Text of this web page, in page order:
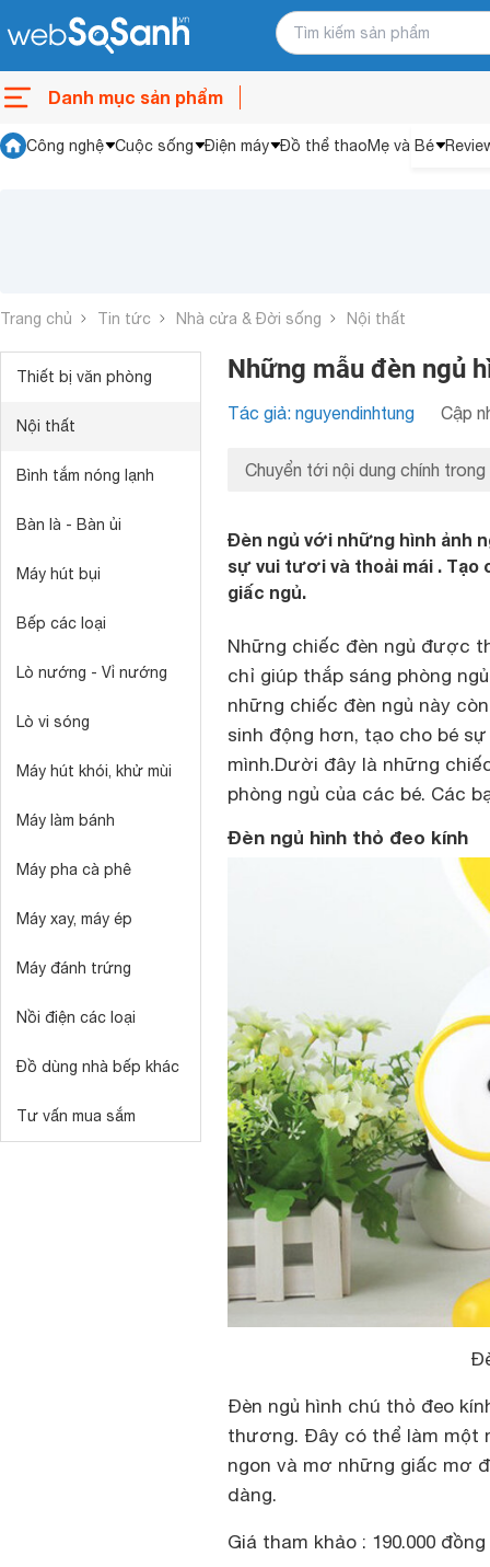
Danh mục sản phẩm
Công nghệ Cuộc sống Điện máy Đồ thể thaoMẹ và Bé
Trang chủ Tin tức Nhà cửa & Đời sống Nội thất
Thiết bị văn phòng
Nội thất
Bình tắm nóng lạnh
Bàn là - Bàn ủi
Máy hút bụi
Bếp các loại
Lò nướng - Vỉ nướng
Lò vi sóng
Máy hút khói, khử mùi
Máy làm bánh
Máy pha cà phê
Máy xay, máy ép
Máy đánh trứng
Nồi điện các loại
Đồ dùng nhà bếp khác
Tư vấn mua sắm
Những mẫu đèn ngủ
Tác giả: nguyendinhtung Cập
Chuyển tới nội dung chính trong
Đèn ngủ với những hình ảnh
sự vui tươi và thoải mái . Tạo
giấc ngủ.
Những chiếc đèn ngủ được
chỉ giúp thắp sáng phòng
những chiếc đèn ngủ này
sinh động hơn, tạo cho bé
mình.Dười đây là những
phòng ngủ của các bé. Các
Đèn ngủ hình thỏ đeo kính
Đèn ngủ hình chú thỏ đeo
thương. Đây có thể làm một
ngon và mơ những giấc mơ
dàng.
Giá tham khảo : 190.000 đồng